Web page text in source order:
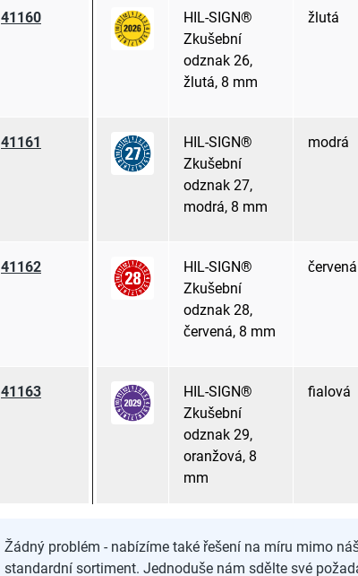
41160
HIL-SIGN®
Zkušební
odznak 26,
žlutá, 8 mm
žlutá
41161
HIL-SIGN®
Zkušební
odznak 27,
modrá, 8 mm
modrá
41162
HIL-SIGN®
Zkušební
odznak 28,
červená, 8 mm
červená
41163
HIL-SIGN®
Zkušební
odznak 29,
oranžová, 8
mm
fialová
Žádný problém - nabízíme také řešení na míru mimo
standardní sortiment. Jednoduše nám sdělte své